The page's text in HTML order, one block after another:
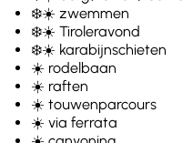
❄️☀️ zwemmen
❄️☀️ Tiroleravond
❄️☀️ karabijnschieten
☀️ rodelbaan
☀️ raften
☀️ touwenparcours
☀️ via ferrata